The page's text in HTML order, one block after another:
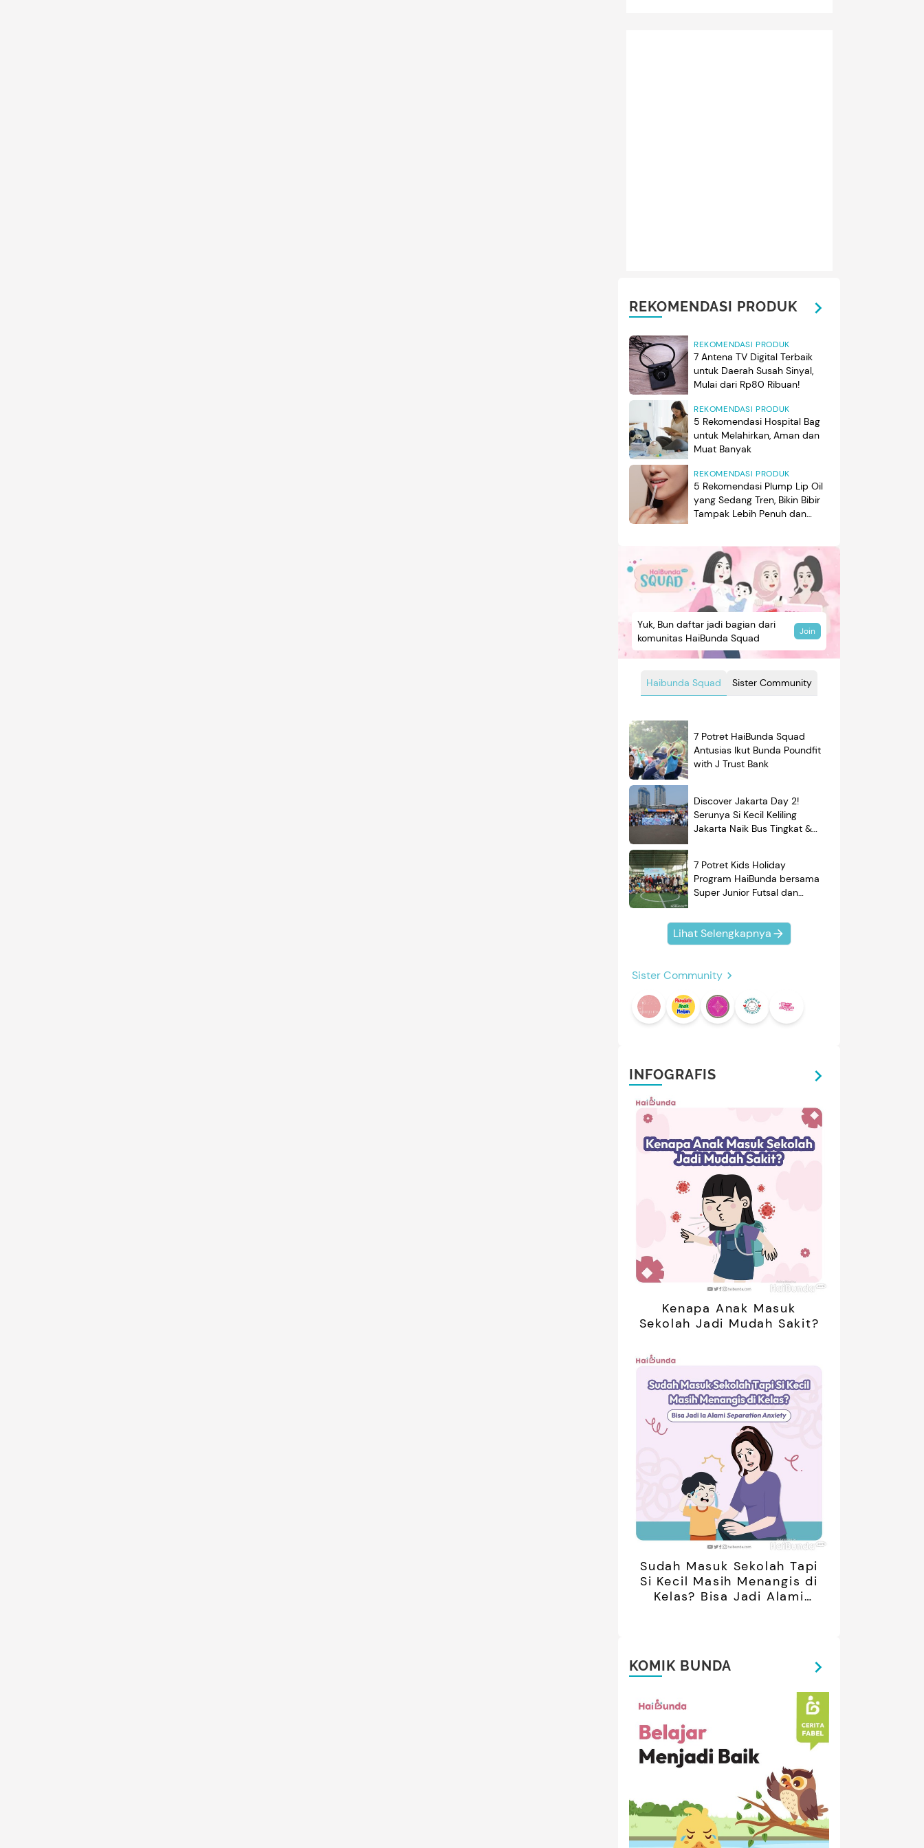
REKOMENDASI PRODUK
REKOMENDASI PRODUK
7 Antena TV Digital Terbaik
untuk Daerah Susah Sinyal,
Mulai dari Rp80 Ribuan!
REKOMENDASI PRODUK
5 Rekomendasi Hospital Bag
untuk Melahirkan, Aman dan
Muat Banyak
REKOMENDASI PRODUK
5 Rekomendasi Plump Lip Oil
yang Sedang Tren, Bikin Bibir
Tampak Lebih Penuh dan
Haibunda Squad Sister Community
Yuk, Bun daftar jadi bagian dari
komunitas HaiBunda Squad
Join
7 Potret HaiBunda Squad
Antusias Ikut Bunda Poundfit
with J Trust Bank
Discover Jakarta Day 2!
Serunya Si Kecil Keliling
Jakarta Naik Bus Tingkat &
7 Potret Kids Holiday
Program HaiBunda bersama
Super Junior Futsal dan
Kompak Banget!
Lihat Selengkapnya
Sister Community
INFOGRAFIS
Kenapa Anak Masuk
Sekolah Jadi Mudah Sakit?
Sudah Masuk Sekolah Tapi
Si Kecil Masih Menangis di
Kelas? Bisa Jadi Alami
KOMIK BUNDA